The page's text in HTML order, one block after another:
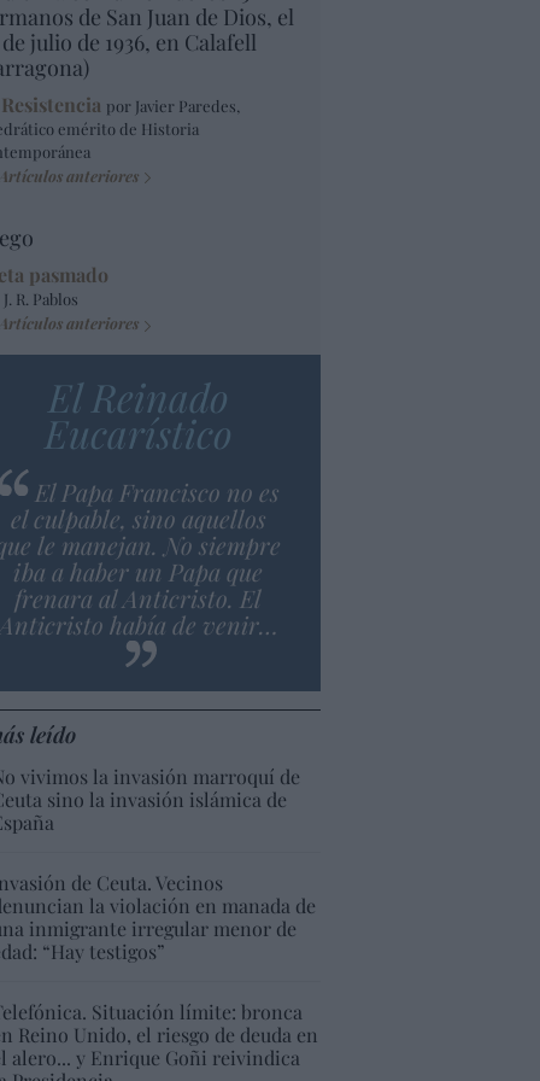
de San Juan de Dios, el
julio de 1936, en Calafell
por Javier Paredes,
emérito de Historia
Artículos anteriores
pasmado
R. Pablos
Artículos anteriores
El Reinado
Eucarístico
El Papa Francisco no es
el culpable, sino aquellos
le manejan. No siempre
iba a haber un Papa que
frenara al Anticristo. El
había de venir…
leído
vivimos la invasión marroquí de
sino la invasión islámica de
de Ceuta. Vecinos
la violación en manada de
inmigrante irregular menor de
“Hay testigos”
Situación límite: bronca
Reino Unido, el riesgo de deuda en
alero... y Enrique Goñi reivindica